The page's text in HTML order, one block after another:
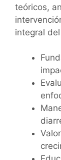
teóricos,
integral